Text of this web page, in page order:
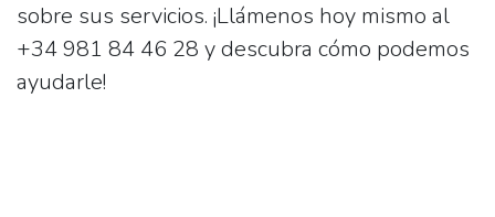
sobre sus servicios. ¡Llámenos hoy mismo al
+34 981 84 46 28 y descubra cómo podemos
ayudarle!